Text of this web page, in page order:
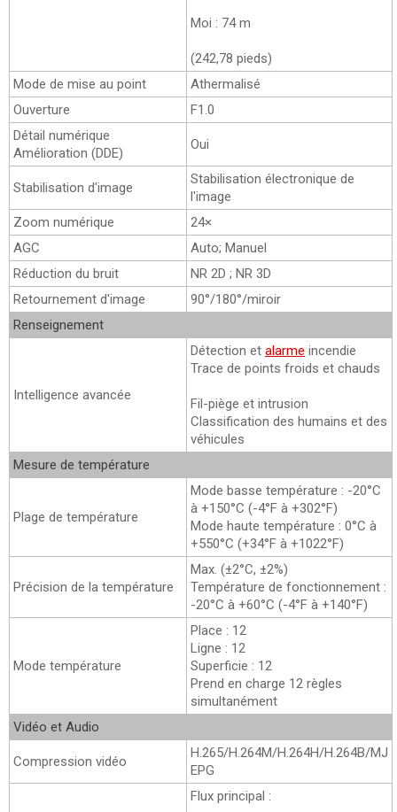
Moi : 74 m
(242,78 pieds)
Mode de mise au point
Athermalisé
Ouverture
F1.0
Détail numérique
Amélioration (DDE)
Oui
Stabilisation d'image
Stabilisation électronique de
l'image
Zoom numérique
24×
AGC
Auto; Manuel
Réduction du bruit
NR 2D ; NR 3D
Retournement d'image
90°/180°/miroir
Renseignement
Intelligence avancée
Détection et alarme incendie
Trace de points froids et chauds
Fil-piège et intrusion
Classification des humains et des
véhicules
Mesure de température
Plage de température
Mode basse température : -20°C
à +150°C (-4°F à +302°F)
Mode haute température : 0°C à
+550°C (+34°F à +1022°F)
Précision de la température
Max. (±2°C, ±2%)
Température de fonctionnement :
-20°C à +60°C (-4°F à +140°F)
Mode température
Place : 12
Ligne : 12
Superficie : 12
Prend en charge 12 règles
simultanément
Vidéo et Audio
Compression vidéo
H.265/H.264M/H.264H/H.264B/MJ
EPG
Flux principal :